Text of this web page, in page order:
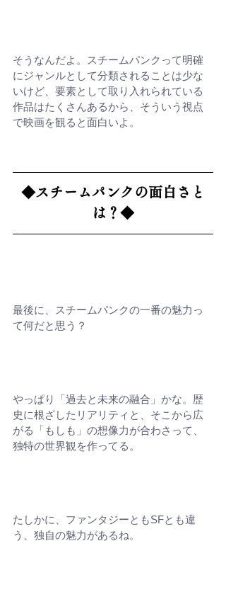
そうなんだよ。スチームパンクって明確
にジャンルとして分類されることは少な
いけど、要素として取り入れられている
作品はたくさんあるから、そういう視点
で映画を観ると面白いよ。
◆スチームパンクの面白さと
は？ ◆
最後に、スチームパンクの一番の魅力っ
て何だと思う？
やっぱり「過去と未来の融合」かな。歴
史に根ざしたリアリティと、そこから広
がる「もしも」の想像力が合わさって、
独特の世界観を作ってる。
たしかに、ファンタジーともSFとも違
う、独自の魅力があるね。